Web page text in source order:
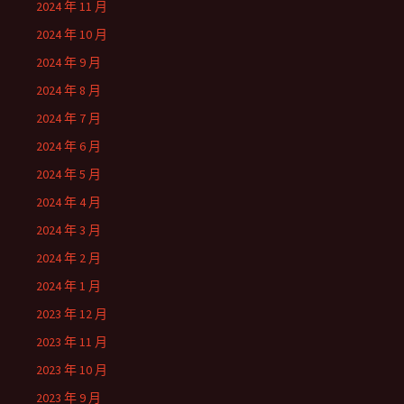
2024 年 11 月
2024 年 10 月
2024 年 9 月
2024 年 8 月
2024 年 7 月
2024 年 6 月
2024 年 5 月
2024 年 4 月
2024 年 3 月
2024 年 2 月
2024 年 1 月
2023 年 12 月
2023 年 11 月
2023 年 10 月
2023 年 9 月